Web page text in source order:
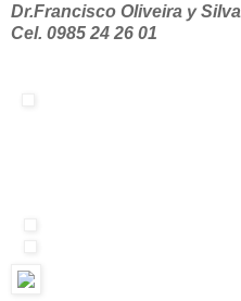
Dr.Francisco Oliveira y Silva
Cel. 0985 24 26 01